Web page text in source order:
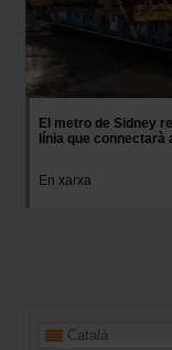
El metro de Sidney
línia que connectarà
En xarxa
Català